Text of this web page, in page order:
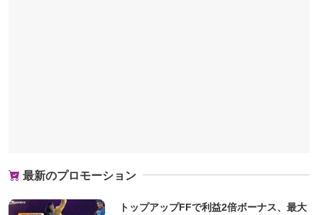
最新のプロモーション
トップアップFFで利益2倍ボーナス、最大